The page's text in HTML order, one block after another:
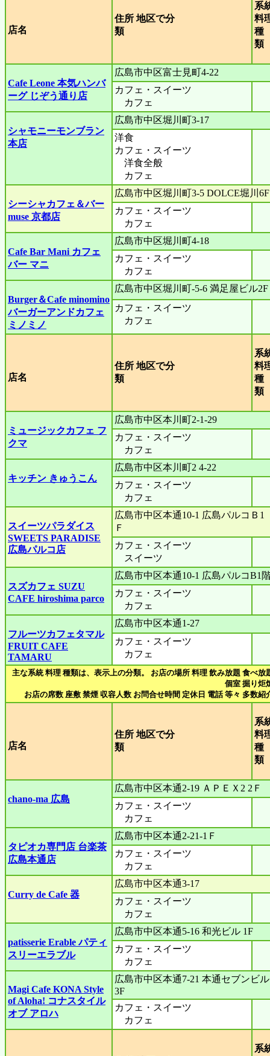
店名
住所 地区で分
類
系
料
種
Cafe Leone 本気ハンバ
ーグ じぞう通り店
広島市中区富士見町4-22
カフェ・スイーツ
カフェ
シャモニーモンブラン
本店
広島市中区堀川町3-17
洋食
カフェ・スイーツ
洋食全般
カフェ
シーシャカフェ＆バー
muse 京都店
広島市中区堀川町3-5 DOLCE堀川6F
カフェ・スイーツ
カフェ
Cafe Bar Mani カフェ
バー マニ
広島市中区堀川町4-18
カフェ・スイーツ
カフェ
Burger＆Cafe minomino
バーガーアンドカフェ
ミノミノ
広島市中区堀川町-5-6 満足屋ビル2F
カフェ・スイーツ
カフェ
店名
住所 地区で分
類
系
料
種
ミュージックカフェ フ
クマ
広島市中区本川町2-1-29
カフェ・スイーツ
カフェ
キッチン きゅうこん
広島市中区本川町2 4-22
カフェ・スイーツ
カフェ
スイーツパラダイス
SWEETS PARADISE
広島パルコ店
広島市中区本通10-1 広島パルコＢ1
Ｆ
カフェ・スイーツ
スイーツ
スズカフェ SUZU
CAFE hiroshima parco
広島市中区本通10-1 広島パルコB1
カフェ・スイーツ
カフェ
フルーツカフェタマル
FRUIT CAFE
TAMARU
広島市中区本通1-27
カフェ・スイーツ
カフェ
主な系統 料理 種類は、表示上の分類。 お店の場所 料理 飲み放題 食べ放
個室 掘り炬
お店の席数 座敷 禁煙 収容人数 お問合せ時間 定休日 電話 等々 多数紹
店名
住所 地区で分
類
系
料
種
chano-ma 広島
広島市中区本通2-19 ＡＰＥＸ2 2Ｆ
カフェ・スイーツ
カフェ
タピオカ専門店 台楽茶
広島本通店
広島市中区本通2-21-1Ｆ
カフェ・スイーツ
カフェ
Curry de Cafe 器
広島市中区本通3-17
カフェ・スイーツ
カフェ
patisserie Erable パティ
スリーエラブル
広島市中区本通5-16 和光ビル 1F
カフェ・スイーツ
カフェ
Magi Cafe KONA Style
of Aloha! コナスタイル
オブ アロハ
広島市中区本通7-21 本通セブンビル
3F
カフェ・スイーツ
カフェ
系